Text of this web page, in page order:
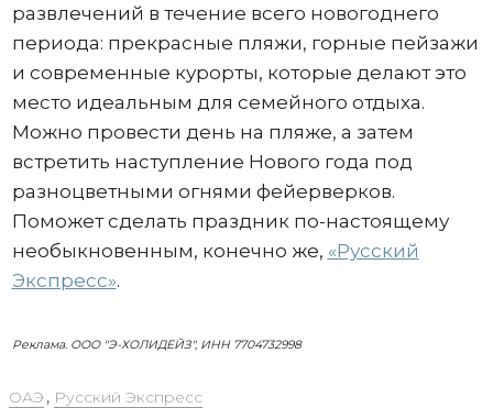
развлечений в течение всего новогоднего
периода: прекрасные пляжи, горные пейзажи
и современные курорты, которые делают это
место идеальным для семейного отдыха.
Можно провести день на пляже, а затем
встретить наступление Нового года под
разноцветными огнями фейерверков.
Поможет сделать праздник по-настоящему
необыкновенным, конечно же, «Русский
Экспресс».
Реклама. ООО "Э-ХОЛИДЕЙЗ", ИНН 7704732998
ОАЭ , Русский Экспресс